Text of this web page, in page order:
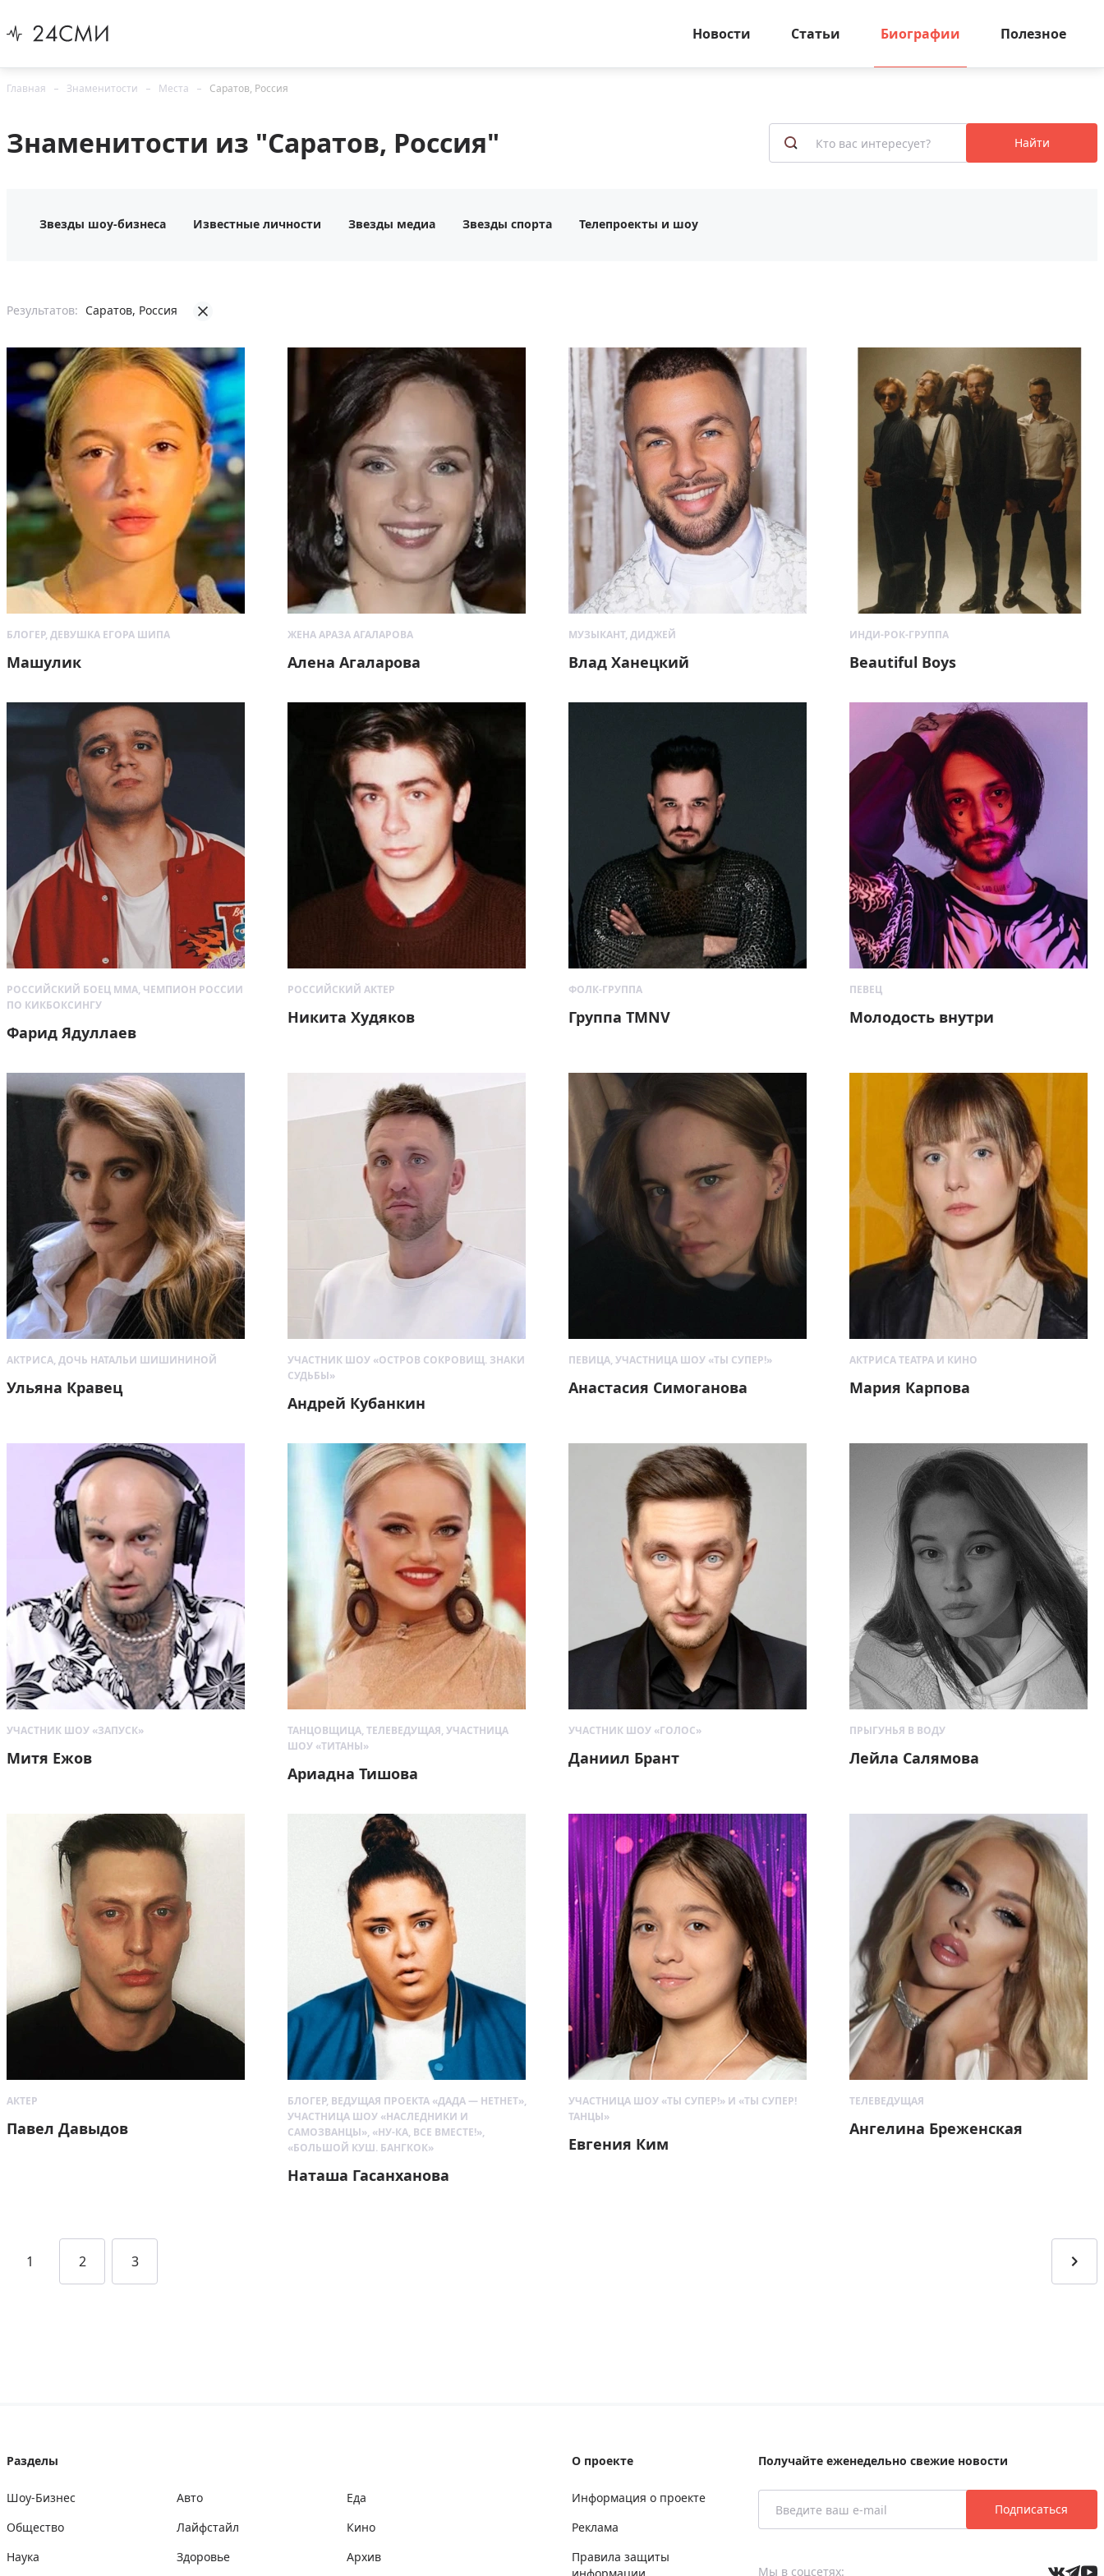
Новости Статьи Биографии Полезное
Главная Знаменитости Места Саратов, Россия
Знаменитости из "Саратов, Россия" Найти
Звезды шоу-бизнеса Известные личности Звезды медиа Звезды спорта Телепроекты и шоу
Результатов: Саратов, Россия
БЛОГЕР, ДЕВУШКА ЕГОРА ШИПА
Машулик
ЖЕНА АРАЗА АГАЛАРОВА
Алена Агаларова
МУЗЫКАНТ, ДИДЖЕЙ
Влад Ханецкий
ИНДИ-РОК-ГРУППА
Beautiful Boys
РОССИЙСКИЙ БОЕЦ ММА, ЧЕМПИОН РОССИИ
ПО КИКБОКСИНГУ
Фарид Ядуллаев
РОССИЙСКИЙ АКТЕР
Никита Худяков
ФОЛК-ГРУППА
Группа TMNV
ПЕВЕЦ
Молодость внутри
АКТРИСА, ДОЧЬ НАТАЛЬИ ШИШИНИНОЙ
Ульяна Кравец
УЧАСТНИК ШОУ «ОСТРОВ СОКРОВИЩ. ЗНАКИ
СУДЬБЫ»
Андрей Кубанкин
ПЕВИЦА, УЧАСТНИЦА ШОУ «ТЫ СУПЕР!»
Анастасия Симоганова
АКТРИСА ТЕАТРА И КИНО
Мария Карпова
УЧАСТНИК ШОУ «ЗАПУСК»
Митя Ежов
ТАНЦОВЩИЦА, ТЕЛЕВЕДУЩАЯ, УЧАСТНИЦА
ШОУ «ТИТАНЫ»
Ариадна Тишова
УЧАСТНИК ШОУ «ГОЛОС»
Даниил Брант
ПРЫГУНЬЯ В ВОДУ
Лейла Салямова
АКТЕР
Павел Давыдов
БЛОГЕР, ВЕДУЩАЯ ПРОЕКТА «ДАДА — НЕТНЕТ»,
УЧАСТНИЦА ШОУ «НАСЛЕДНИКИ И
САМОЗВАНЦЫ», «НУ-КА, ВСЕ ВМЕСТЕ!»,
«БОЛЬШОЙ КУШ. БАНГКОК»
Наташа Гасанханова
УЧАСТНИЦА ШОУ «ТЫ СУПЕР!» И «ТЫ СУПЕР!
ТАНЦЫ»
Евгения Ким
ТЕЛЕВЕДУЩАЯ
Ангелина Бреженская
1 2 3
Разделы
Шоу-Бизнес
Общество
Наука
Авто
Лайфстайл
Здоровье
Еда
Кино
Архив
О проекте
Информация о проекте
Реклама
Правила защиты
Получайте еженедельно свежие новости
Подписаться
Мы в соцсетях: